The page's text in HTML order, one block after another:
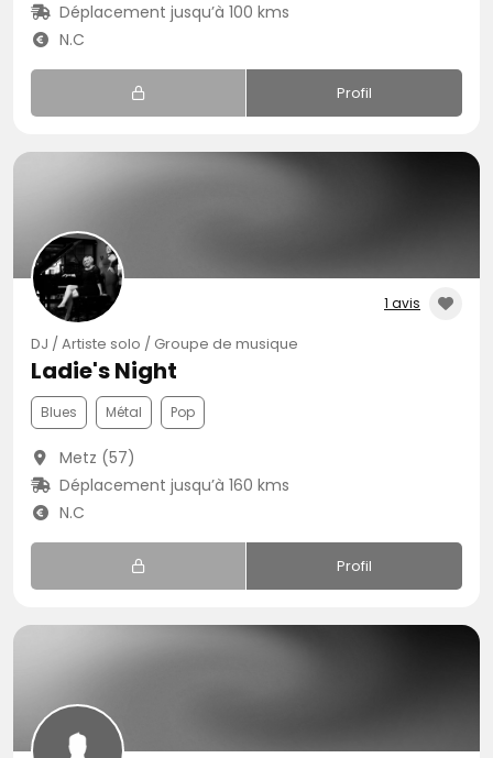
Déplacement jusqu’à 100 kms
N.C
Profil
1 avis
DJ / Artiste solo / Groupe de musique
Ladie's Night
Blues Métal Pop
Metz (57)
Déplacement jusqu’à 160 kms
N.C
Profil